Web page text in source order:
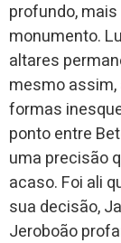
profundo,
monumento.
altares
mesmo assim,
formas
ponto entre
uma precisão
acaso. Foi ali
sua decisão,
Jeroboão